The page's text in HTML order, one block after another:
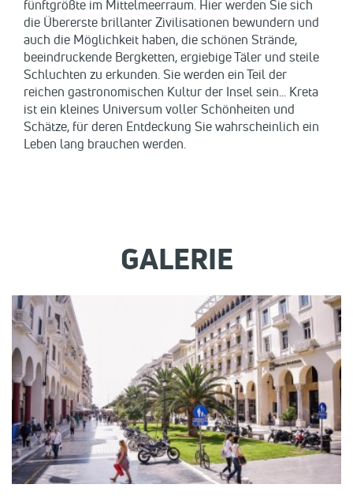
fünftgrößte im Mittelmeerraum. Hier werden Sie sich
die Übererste brillanter Zivilisationen bewundern und
auch die Möglichkeit haben, die schönen Strände,
beeindruckende Bergketten, ergiebige Täler und steile
Schluchten zu erkunden. Sie werden ein Teil der
reichen gastronomischen Kultur der Insel sein... Kreta
ist ein kleines Universum voller Schönheiten und
Schätze, für deren Entdeckung Sie wahrscheinlich ein
Leben lang brauchen werden.
GALERIE